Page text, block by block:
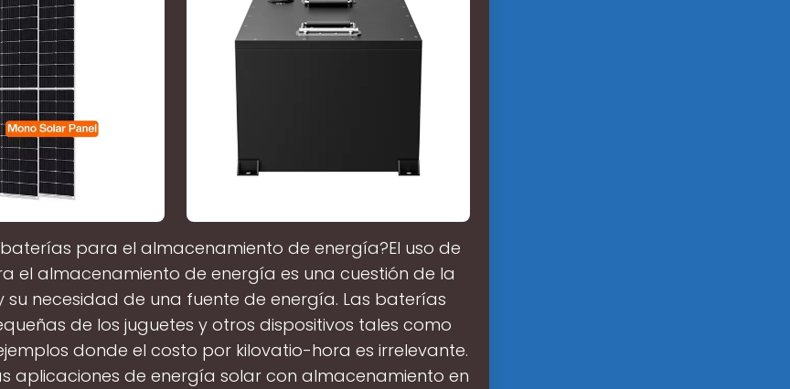
baterías para el almacenamiento de energía?El uso de
el almacenamiento de energía es una cuestión de la
su necesidad de una fuente de energía. Las baterías
de los juguetes y otros dispositivos tales como
donde el costo por kilovatio-hora es irrelevante.
aplicaciones de energía solar con almacenamiento en